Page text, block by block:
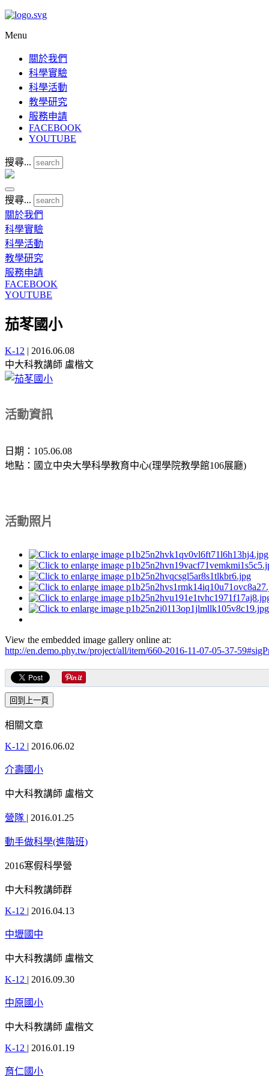
Menu
關於我們
科學實驗
科學活動
教學研究
服務申請
FACEBOOK
YOUTUBE
搜尋...
搜尋...
關於我們
科學實驗
科學活動
教學研究
服務申請
FACEBOOK
YOUTUBE
茄苳國小
K-12 | 2016.06.08
中大科教講師 盧楷文
活動資訊
日期：105.06.08
地點：國立中央大學科學教育中心(理學院教學館106展廳)
活動照片
View the embedded image gallery online at:
http://en.demo.phy.tw/project/all/item/660-2016-11-07-05-37-
相關文章
K-12 | 2016.06.02
介壽國小
中大科教講師 盧楷文
營隊 | 2016.01.25
動手做科學(進階班)
2016寒假科學營
中大科教講師群
K-12 | 2016.04.13
中壢國中
中大科教講師 盧楷文
K-12 | 2016.09.30
中原國小
中大科教講師 盧楷文
K-12 | 2016.01.19
育仁國小